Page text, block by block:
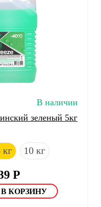
В наличии
зеленый 5кг
кг 10 кг
Р